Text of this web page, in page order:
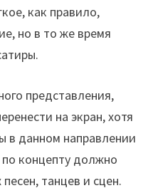
как правило,
но в то же время
представления,
на экран, хотя
в данном направлении
концепту должно
танцев и сцен.